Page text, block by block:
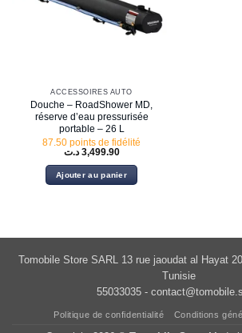
ACCESSOIRES AUTO
Douche – RoadShower MD,
réserve d’eau pressurisée
portable – 26 L
87.50 points de fidélité
3,499.90 د.ت
Ajouter au panier
Tomobile Store SARL 13 rue jaoudat al Hayat
Tunisie
55033035 -
Politique de confidentialité Conditions